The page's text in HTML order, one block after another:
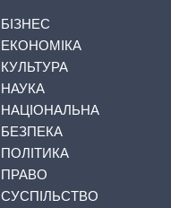
БІЗНЕС
ЕКОНОМІКА
КУЛЬТУРА
НАУКА
НАЦІОНАЛЬНА
БЕЗПЕКА
ПОЛІТИКА
ПРАВО
СУСПІЛЬСТВО